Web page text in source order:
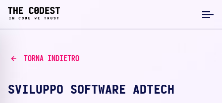
TORNA INDIETRO
SVILUPPO SOFTWARE ADTECH